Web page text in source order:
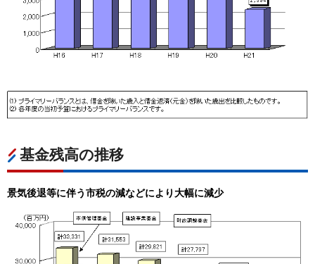
基金残高の推移
景気後退等に伴う市税の減などにより大幅に減少